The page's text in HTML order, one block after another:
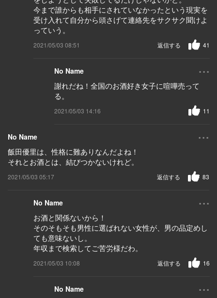
今まで誰からも相手にされていなかったという現実を
受け入れて自分から頭さげて連絡先をサクサク聞けよ
っていう。
2021/05/03 08:51 41
返信する
No Name ...
謝れだね！全国のお酒好き女子に喧嘩売って
る。
2021/05/03 14:16 11
No Name ...
飯田優里は、性格に難ありなんだよね！
それとお酒とは、結びつかないけれど。
2021/05/03 05:17 83
返信する
No Name ...
お酒と関係ないから！
そのそもそも男性に選ばれない女性が、男の品定めし
ても意味ないし。
年収まで検索してご苦労様だわ。
2021/05/03 10:08 16
返信する
No Name ...